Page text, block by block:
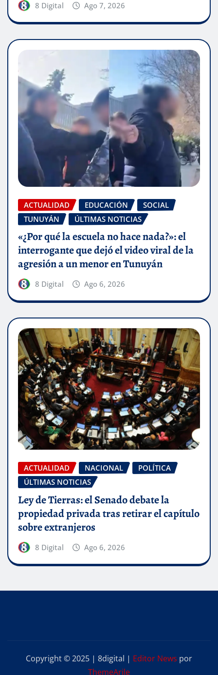
8 Digital Ago 7, 2026
ACTUALIDAD EDUCACIÓN
SOCIAL
TUNUYÁN
ÚLTIMAS NOTICIAS
«¿Por qué la escuela no hace nada?»: el
interrogante que dejó el video viral de la
agresión a un menor en Tunuyán
8 Digital Ago 6, 2026
ACTUALIDAD NACIONAL
POLÍTICA
ÚLTIMAS NOTICIAS
Ley de Tierras: el Senado debate la
propiedad privada tras retirar el capítulo
sobre extranjeros
8 Digital Ago 6, 2026
Copyright © 2025 | 8digital | Editor News por
ThemeArile